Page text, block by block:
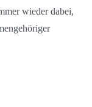
wieder dabei,